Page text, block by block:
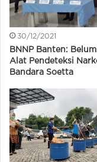
30/12/2021
BNNP Banten:
Alat Pendeteksi
Bandara Soetta